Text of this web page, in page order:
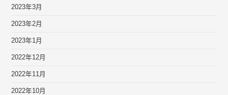
2023年3月
2023年2月
2023年1月
2022年12月
2022年11月
2022年10月